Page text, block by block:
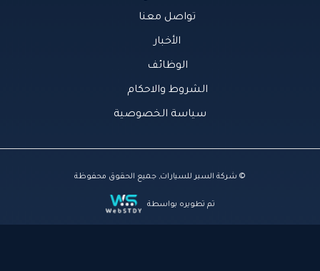
تواصل معنا
الأخبار
الوظائف
الشروط والاحكام
سياسة الخصوصية
© شركة السبر للسيارات, جميع الحقوق محفوظة
تم تطويره بواسطة